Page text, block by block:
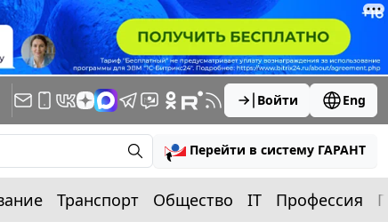
Войти Eng
Перейти в систему ГАРАНТ
Транспорт Общество IT Профессия